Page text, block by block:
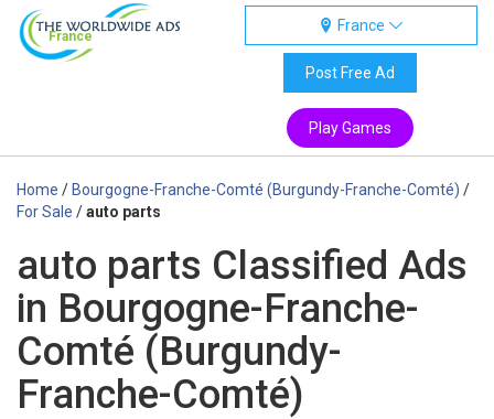
France
France
Post Free Ad
Play Games
Home / Bourgogne-Franche-Comté (Burgundy-Franche-Comté) /
For Sale /auto parts
auto parts Classified Ads
in Bourgogne-Franche-
Comté (Burgundy-
Franche-Comté)